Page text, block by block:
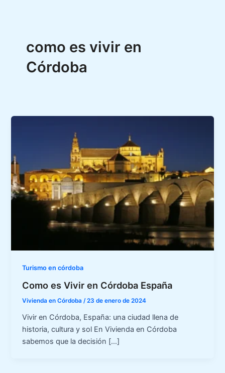
como es vivir en
Córdoba
Turismo en córdoba
Como es Vivir en Córdoba España
Vivienda en Córdoba /23 de enero de 2024
Vivir en Córdoba, España: una ciudad llena de
historia, cultura y sol En Vivienda en Córdoba
sabemos que la decisión […]